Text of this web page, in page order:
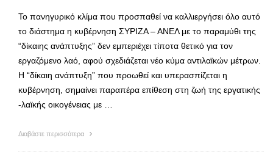
Το πανηγυρικό κλίμα που προσπαθεί να καλλιεργήσει όλο αυτό
το διάστημα η κυβέρνηση ΣΥΡΙΖΑ – ΑΝΕΛ με το παραμύθι της
“δίκαιης ανάπτυξης” δεν εμπεριέχει τίποτα θετικό για τον
εργαζόμενο λαό, αφού σχεδιάζεται νέο κύμα αντιλαϊκών μέτρων.
Η “δίκαιη ανάπτυξη” που προωθεί και υπερασπίζεται η
κυβέρνηση, σημαίνει παραπέρα επίθεση στη ζωή της εργατικής
-λαϊκής οικογένειας με …
Διαβάστε περισσότερα